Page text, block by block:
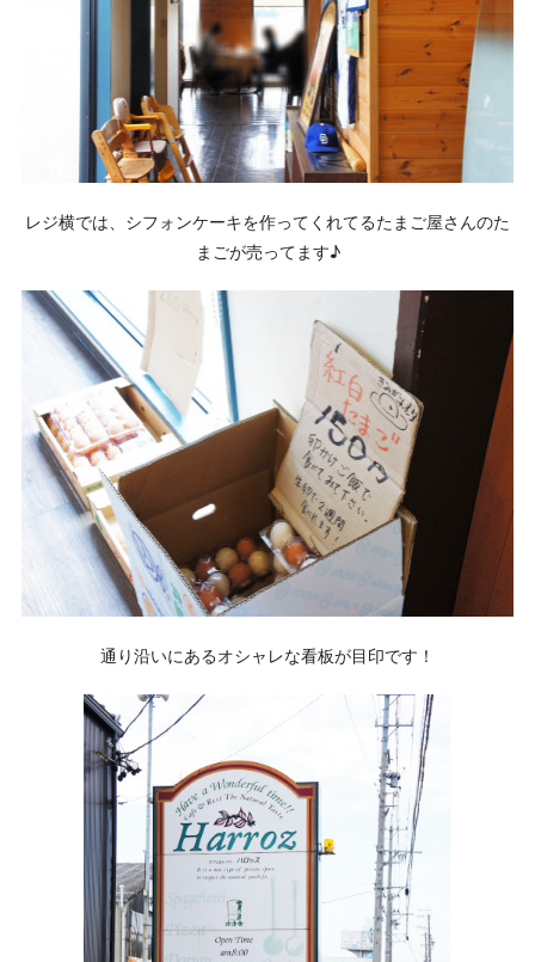
レジ横では、シフォンケーキを作ってくれてるたまご屋さんのた
まごが売ってます♪
通り沿いにあるオシャレな看板が目印です！